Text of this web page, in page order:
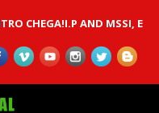
CHEGA!I.P AND MSSI,